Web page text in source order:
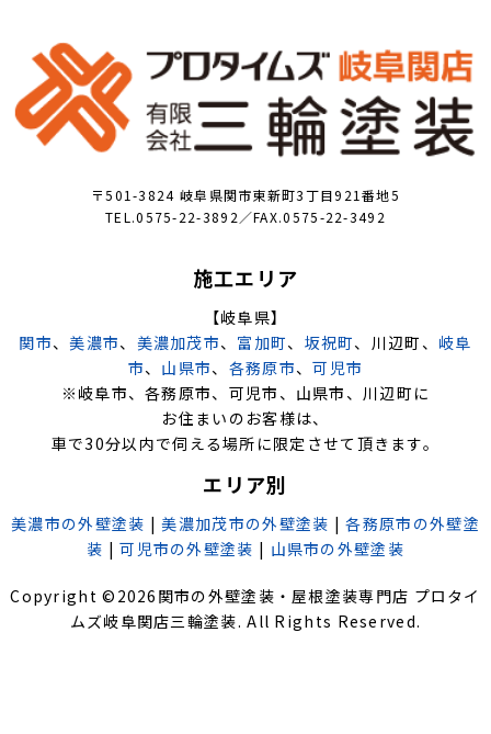
〒501-3824 岐阜県関市東新町3丁目921番地5
TEL.0575-22-3892／FAX.0575-22-3492
施工エリア
【岐阜県】
関市、美濃市、 美濃加茂市、 富加町、 坂祝町、川辺町、 岐阜
市、 山県市、 各務原市、可児市
※岐阜市、各務原市、可児市、山県市、川辺町に
お住まいのお客様は、
車で30分以内で伺える場所に限定させて頂きます。
エリア別
美濃市の外壁塗装 |美濃加茂市の外壁塗装 |各務原市の外壁塗
装 |可児市の外壁塗装 | 山県市の外壁塗装
Copyright © 2026 関市の外壁塗装・屋根塗装専門店 プロタイ
ムズ岐阜関店三輪塗装. All Rights Reserved.